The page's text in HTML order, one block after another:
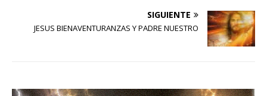
SIGUIENTE
JESUS BIENAVENTURANZAS Y PADRE NUESTRO